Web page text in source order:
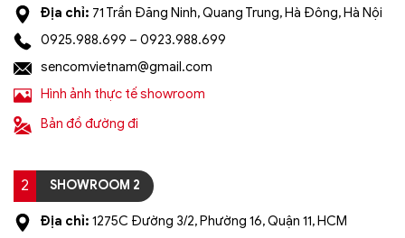
Địa chỉ: 71 Trần Đăng Ninh, Quang Trung, Hà Đông, Hà Nội
0925.988.699 – 0923.988.699
sencomvietnam@gmail.com
Hình ảnh thực tế showroom
Bản đồ đường đi
2 SHOWROOM 2
Địa chỉ: 1275C Đường 3/2, Phường 16, Quận 11, HCM